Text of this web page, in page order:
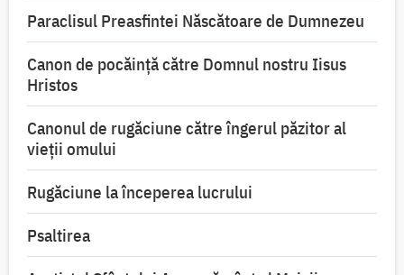
Paraclisul Preasfintei Născătoare de Dumnezeu
Canon de pocăință către Domnul nostru Iisus
Hristos
Canonul de rugăciune către îngerul păzitor al
vieții omului
Rugăciune la începerea lucrului
Psaltirea